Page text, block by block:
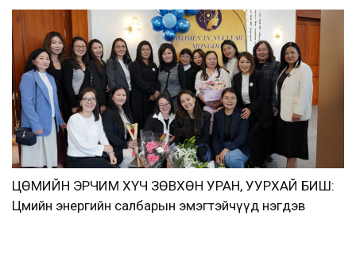
ЦӨМИЙН ЭРЧИМ ХҮЧ ЗӨВХӨН УРАН, УУРХАЙ БИШ:
Цөмийн энергийн салбарын эмэгтэйчүүд нэгдэв